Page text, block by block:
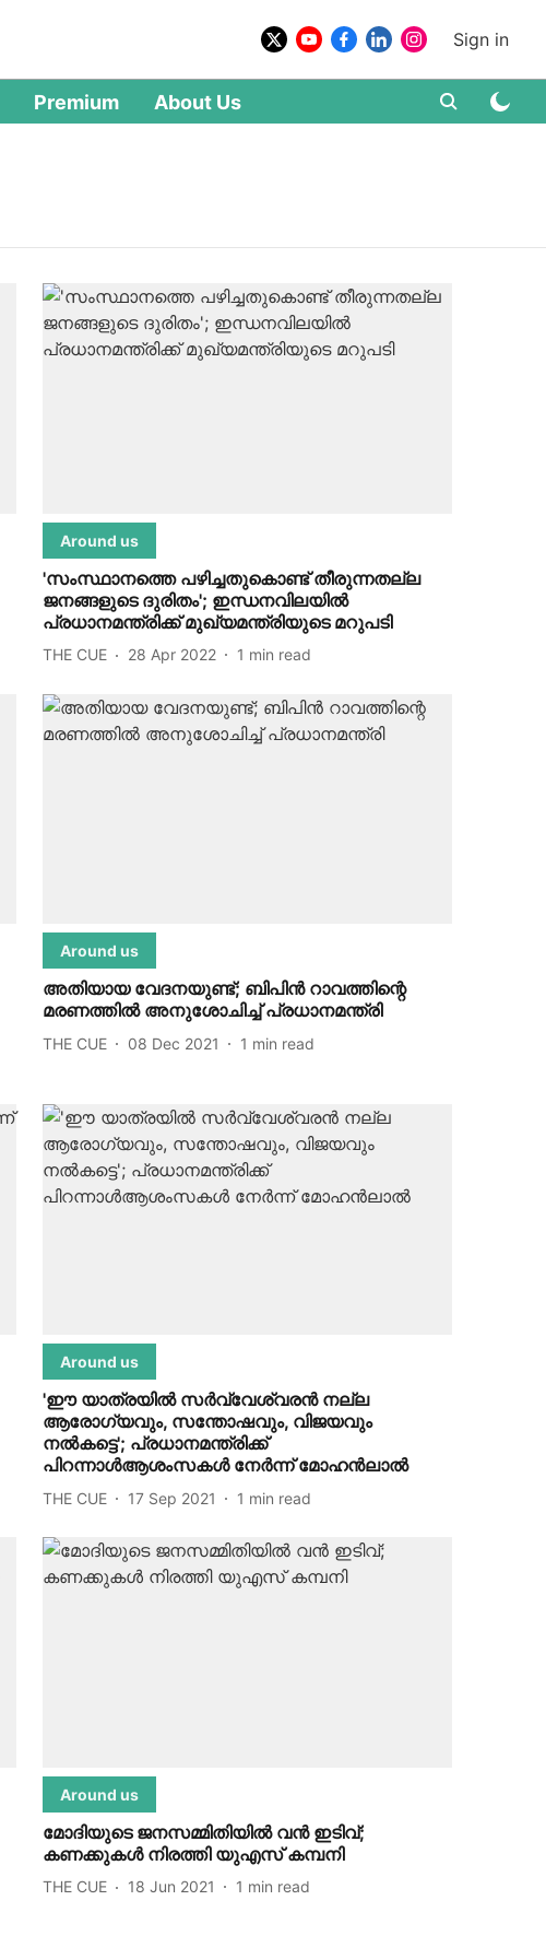
Sign in
Premium About Us
Around us
'സംസ്ഥാനത്തെ പഴിച്ചതുകൊണ്ട് തീരുന്നതല്ല
ജനങ്ങളുടെ ദുരിതം'; ഇന്ധനവിലയില്‍
പ്രധാനമന്ത്രിക്ക് മുഖ്യമന്ത്രിയുടെ മറുപടി
THE CUE 28 Apr 2022 1 min read
Around us
അതിയായ വേദനയുണ്ട്; ബിപിന്‍ റാവത്തിന്റെ
മരണത്തില്‍ അനുശോചിച്ച് പ്രധാനമന്ത്രി
THE CUE 08 Dec 2021 1 min read
Around us
'ഈ യാത്രയില്‍ സര്‍വ്വേശ്വരന്‍ നല്ല
ആരോഗ്യവും, സന്തോഷവും, വിജയവും
നല്‍കട്ടെ'; പ്രധാനമന്ത്രിക്ക്
പിറന്നാള്‍ആശംസകള്‍ നേര്‍ന്ന് മോഹന്‍ലാല്‍
THE CUE 17 Sep 2021 1 min read
Around us
മോദിയുടെ ജനസമ്മിതിയില്‍ വന്‍ ഇടിവ്;
കണക്കുകള്‍ നിരത്തി യുഎസ് കമ്പനി
THE CUE 18 Jun 2021 1 min read